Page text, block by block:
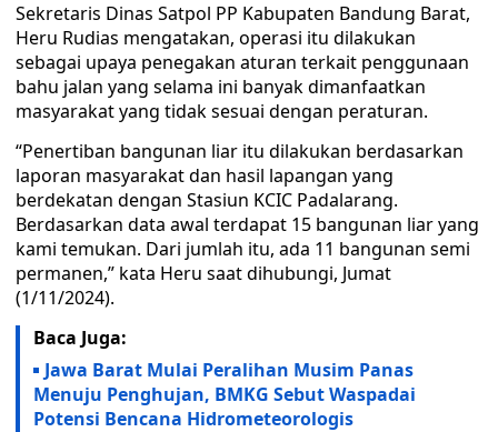
Sekretaris Dinas Satpol PP Kabupaten Bandung Barat,
Heru Rudias mengatakan, operasi itu dilakukan
sebagai upaya penegakan aturan terkait penggunaan
bahu jalan yang selama ini banyak dimanfaatkan
masyarakat yang tidak sesuai dengan peraturan.
“Penertiban bangunan liar itu dilakukan berdasarkan
laporan masyarakat dan hasil lapangan yang
berdekatan dengan Stasiun KCIC Padalarang.
Berdasarkan data awal terdapat 15 bangunan liar yang
kami temukan. Dari jumlah itu, ada 11 bangunan semi
permanen,” kata Heru saat dihubungi, Jumat
(1/11/2024).
Baca Juga:
Jawa Barat Mulai Peralihan Musim Panas
Menuju Penghujan, BMKG Sebut Waspadai
Potensi Bencana Hidrometeorologis